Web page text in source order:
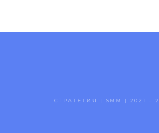
СТРАТЕГИЯ | SMM | 2021 –